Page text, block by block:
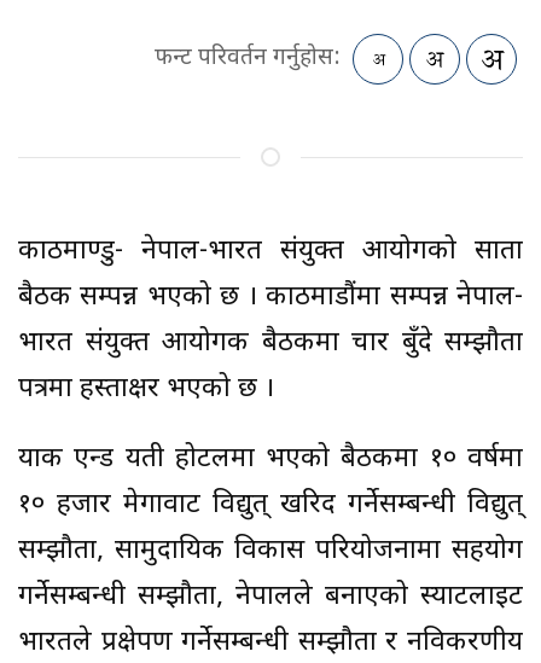
फन्ट परिवर्तन गर्नुहोस:
काठमाण्डु- नेपाल-भारत संयुक्त आयोगको सातौँ
बैठक सम्पन्न भएको छ । काठमाडौंमा सम्पन्न नेपाल-
भारत संयुक्त आयोगक बैठकमा चार बुँदे सम्झौता
पत्रमा हस्ताक्षर भएको छ ।
याक एन्ड यती होटलमा भएको बैठकमा १० वर्षमा
१० हजार मेगावाट विद्युत् खरिद गर्नेसम्बन्धी विद्युत्
सम्झौता, सामुदायिक विकास परियोजनामा सहयोग
गर्नेसम्बन्धी सम्झौता, नेपालले बनाएको स्याटलाइट
भारतले प्रक्षेपण गर्नेसम्बन्धी सम्झौता र नविकरणीय